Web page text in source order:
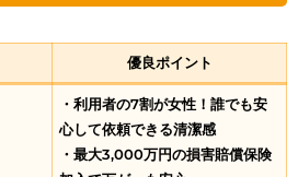
優良ポイント
・利用者の7割が女性！誰でも安
心して依頼できる清潔感
・最大3,000万円の損害賠償保険